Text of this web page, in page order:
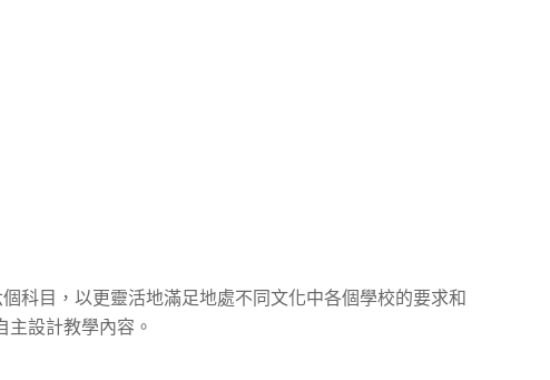
科目，以更靈活地滿足地處不同文化中各個學校的要求和
設計教學內容。